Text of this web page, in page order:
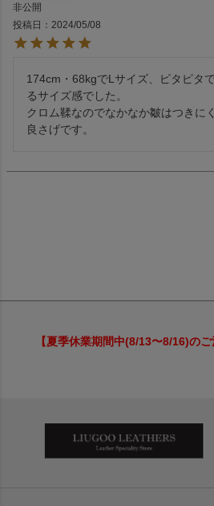
非公開
投稿日
2024/05/08
174cm・68kgでLサイズ、ピタピタ
るサイズ感でした。
クロム鞣なのでなかなか皺はつきに
良さげです。
【夏季休業期間中(8/13〜8/16)のご